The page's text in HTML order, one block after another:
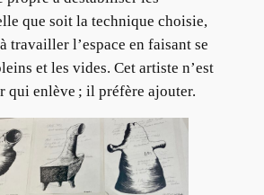
que soit la technique choisie,
travailler l’espace en faisant se
et les vides. Cet artiste n’est
qui enlève ; il préfère ajouter.